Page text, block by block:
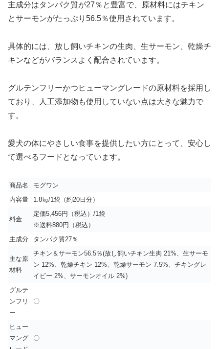
主成分はタンパク質が27％と豊富で、原材料にはチキン
とサーモンがたっぷり56.5％使用されています。
具体的には、放し飼いチキンの生肉、生サーモン、乾燥チ
キンなどがバランスよく配合されています。
グルテンフリーかつヒューマングレードの原材料を採用し
ており、人工添加物も使用していない点は大きな魅力で
す。
愛犬の体にやさしい食事を提供したい方にとって、安心し
て選べるフードとなっています。
商品名
モグワン
内容量
1.8㎏/1袋（約20日分）
料金
定価5,456円（税込）/1袋
※送料880円（税込）
主成分
タンパク質27％
主な原
材料
チキン＆サーモン56.5％(放し飼いチキン生肉 21%、生サーモ
ン 12%、乾燥チキン 12%、乾燥サーモン 7.5%、チキングレ
イビー 2%、サーモンオイル 2%)
グルテ
ンフリ
ー
〇
ヒュー
マング
〇